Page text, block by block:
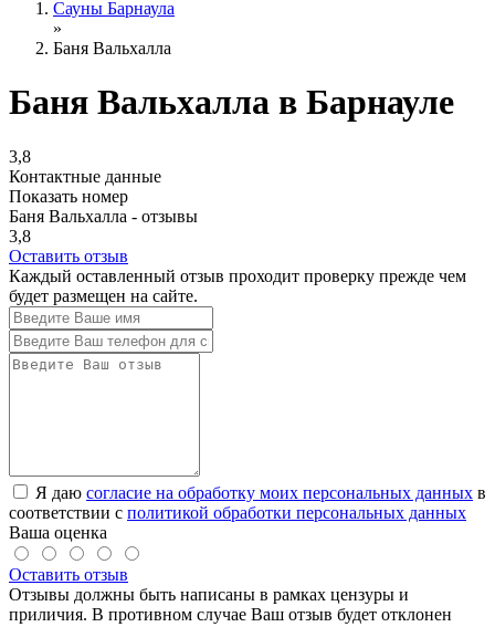
Сауны Барнаула
»
Баня Вальхалла
Баня Вальхалла в Барнауле
3,8
Контактные данные
Показать номер
Баня Вальхалла - отзывы
3,8
Оставить отзыв
Каждый оставленный отзыв проходит проверку прежде чем
будет размещен на сайте.
Я даю согласие на обработку моих персональных данных в
соответствии с политикой обработки персональных данных
Ваша оценка
Оставить отзыв
Отзывы должны быть написаны в рамках цензуры и
приличия. В противном случае Ваш отзыв будет отклонен